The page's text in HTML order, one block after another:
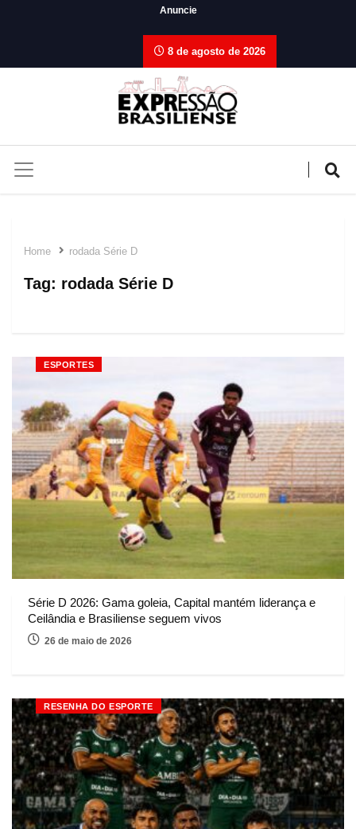
Anuncie
8 de agosto de 2026
Home rodada Série D
Tag: rodada Série D
ESPORTES
Série D 2026: Gama goleia, Capital mantém liderança e
Ceilândia e Brasiliense seguem vivos
26 de maio de 2026
RESENHA DO ESPORTE